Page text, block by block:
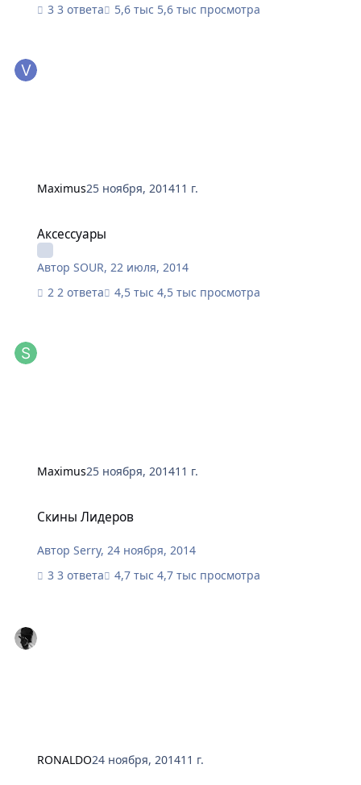
3 ответа
5,6 тыс просмотра
Maximus25 ноября, 201411 г.
Аксессуары
АвторSOUR,22 июля, 2014
2 ответа
4,5 тыс просмотра
Maximus25 ноября, 201411 г.
Скины Лидеров
АвторSerry, 24 ноября, 2014
3 ответа
4,7 тыс просмотра
RONALDO24 ноября, 201411 г.